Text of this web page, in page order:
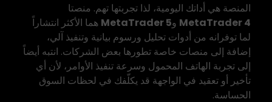
المنصة هي أداتك اليومية، لذا تجربتها تهم. منصتا
MetaTrader 4 وMetaTrader 5 هما الأكثر انتشاراً
لما توفرانه من أدوات تحليل ورسوم بيانية وتنفيذ آلي،
إضافة إلى منصات خاصة تطورها بعض الشركات. انتبه أيضاً
إلى تجربة الهاتف المحمول وسرعة تنفيذ الأوامر، لأن أي
تأخير أو تعقيد في الواجهة قد يكلّفك في لحظات السوق
الحساسة.